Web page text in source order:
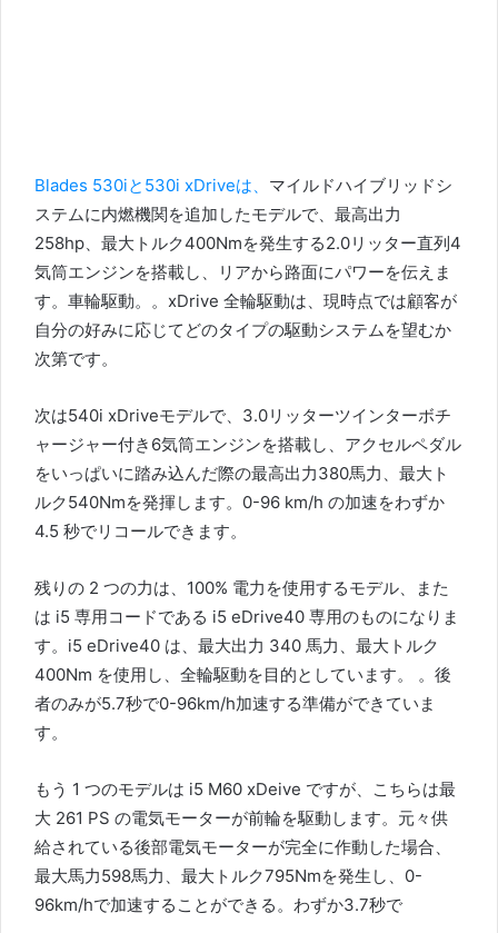
Blades 530iと530i xDriveは、 マイルドハイブリッドシ
ステムに内燃機関を追加したモデルで、最高出力
258hp、最大トルク400Nmを発生する2.0リッター直列4
気筒エンジンを搭載し、
リアから路面にパワーを伝えま
す。車輪駆動。 。 xDrive 全輪駆動は、現時点では顧客が
自分の好みに応じてどのタイプの駆動システムを望むか
次第です。
次は540i xDriveモデルで、3.0リッターツインターボチ
ャージャー付き6気筒エンジンを搭載し、アクセルペダル
をいっぱいに踏み込んだ際の最高出力380馬力、最大ト
ルク540Nmを発揮します。 0-96 km/h の加速をわずか
4.5 秒でリコールできます。
残りの 2 つの力は、100% 電力を使用するモデル、また
は i5 専用コードである i5 eDrive40 専用のものになりま
す。i5 eDrive40 は、最大出力 340 馬力、最大トルク
400Nm を使用し、全輪駆動を目的としています。 。 後
者のみが5.7秒で0-96km/h加速する準備ができていま
す。
もう 1 つのモデルは i5 M60 xDeive ですが、こちらは最
大 261 PS の電気モーターが前輪を駆動します。 元々供
給されている後部電気モーターが完全に作動した場合、
最大馬力598馬力、最大トルク795Nmを発生し、0-
96km/hで加速することができる。 わずか3.7秒で